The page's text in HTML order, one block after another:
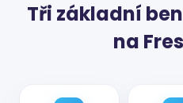
Tři základní
na